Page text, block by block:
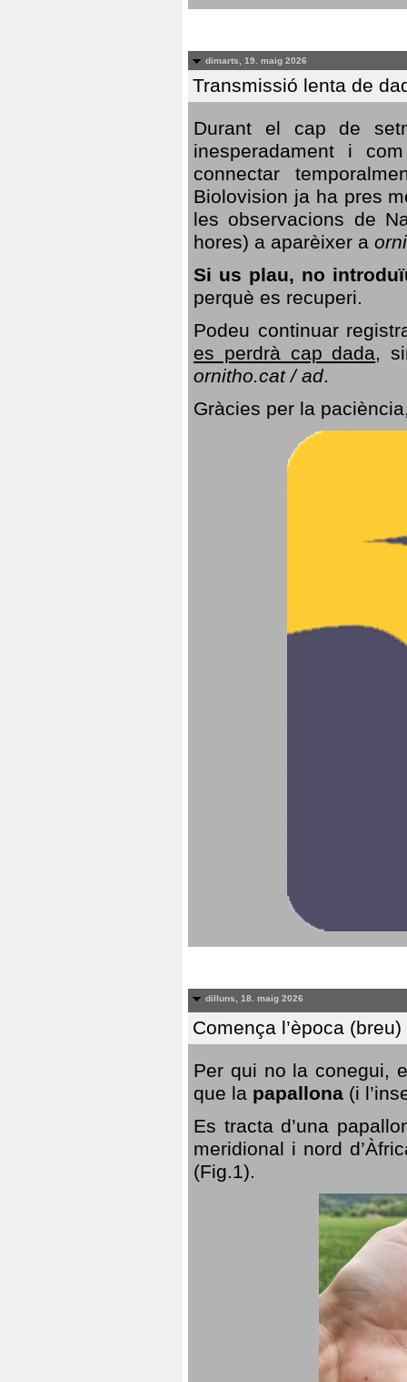
dimarts, 19. maig 2026
Transmissió lenta de
Durant el cap de
inesperadament i
connectar
Biolovision ja ha pres
les observacions de
hores) a aparèixer a
Si us plau, no
perquè es recuperi.
Podeu continuar
es perdrà cap dada,
ornitho.cat / ad.
Gràcies per la
dilluns, 18. maig 2026
Comença l’època
Per qui no la conegui,
que la papallona (i
Es tracta d’una
meridional i nord
(Fig.1).